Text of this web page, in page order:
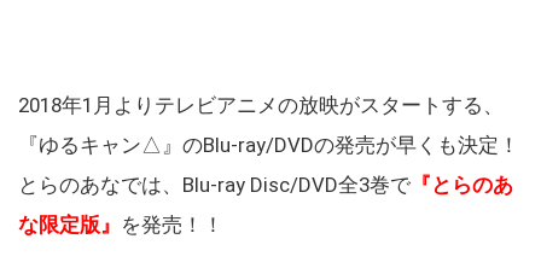
2018年1月よりテレビアニメの放映がスタートする、
『ゆるキャン△』のBlu-ray/DVDの発売が早くも決定！
とらのあなでは、Blu-ray Disc/DVD全3巻で 『とらのあ
な限定版』 を発売！！